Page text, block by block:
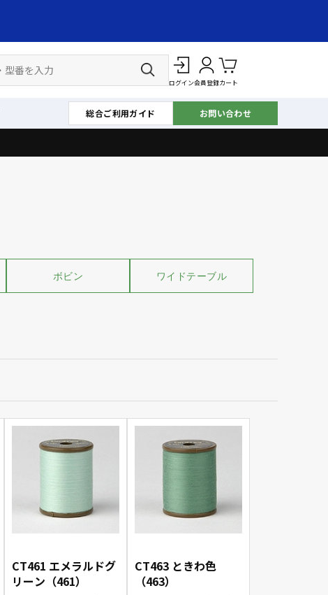
ログイン会員登録カート
総合ご利用ガイド お問い合わせ
ボビン ワイドテーブル
CT461 エメラルドグ
リーン（461）
CT463 ときわ色
（463）